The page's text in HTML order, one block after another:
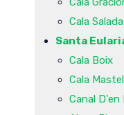
Cala Salada
Santa
Cala Boix
Cala
Canal D'en